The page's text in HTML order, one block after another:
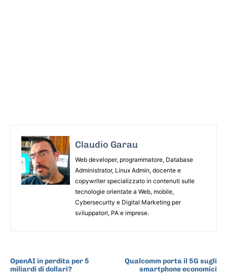
Claudio Garau
Web developer, programmatore, Database
Administrator, Linux Admin, docente e
copywriter specializzato in contenuti sulle
tecnologie orientate a Web, mobile,
Cybersecurity e Digital Marketing per
sviluppatori, PA e imprese.
OpenAI in perdita per 5
miliardi di dollari?
Qualcomm porta il 5G sugli
smartphone economici